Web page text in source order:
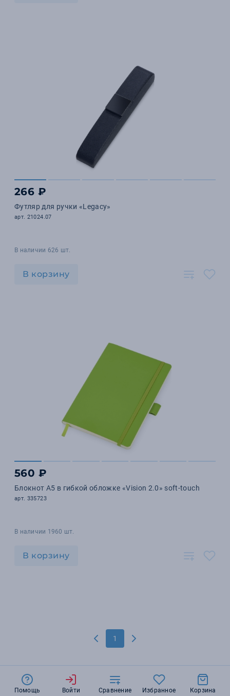
266 ₽
Футляр для ручки «Legacy»
арт. 21024.07
В наличии 626 шт.
В корзину
560 ₽
Блокнот А5 в гибкой обложке «Vision 2.0» soft-touch
арт. 335723
В наличии 1960 шт.
В корзину
1
Печать – сроки нанесения и поставки
Помощь Войти Сравнение Избранное Корзина